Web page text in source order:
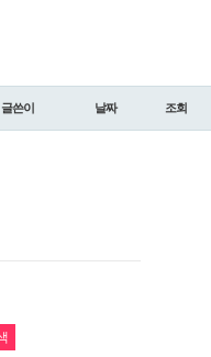
글쓴이 날짜 조회